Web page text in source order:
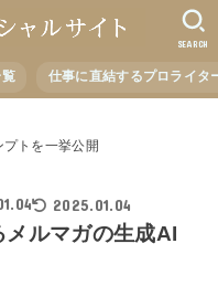
仕事に直結するプロライタ
SEARCH
トを一挙公開
2025.01.04
ルマガの生成AI